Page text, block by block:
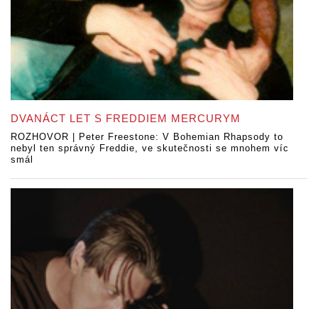
DVANÁCT LET S FREDDIEM MERCURYM
ROZHOVOR | Peter Freestone: V Bohemian Rhapsody to
nebyl ten správný Freddie, ve skutečnosti se mnohem víc
smál